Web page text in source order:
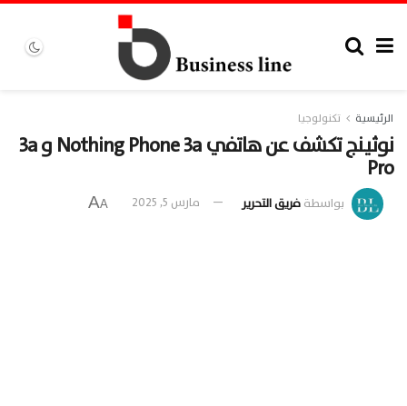
الرئيسية تكنولوجيا
نوثينج تكشف عن هاتفي Nothing Phone 3a و 3a
Pro
بواسطةفريق التحرير مارس 5, 2025 A
A